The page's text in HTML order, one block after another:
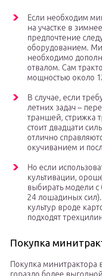
Если необходим
на участке в
предпочтение
оборудованием.
необходимо
отвалом. Сам
мощностью около
В случае, если
летних задач –
траншей, стрижка
стоит двадцати
отлично
окучиванием и
Но если
культивации,
выбирать модели
24 лошадиных
культур вроде
подходят
Покупка
Покупка минитрактора
гораздо более